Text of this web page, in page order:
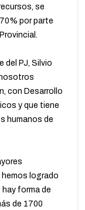
se
por parte
del PJ, Silvio
con Desarrollo
y que tiene
humanos de
logrado
forma de
de 1700